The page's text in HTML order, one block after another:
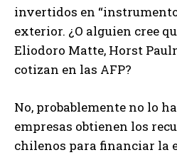
invertidos en
exterior. ¿O alguien cree
Eliodoro Matte, Horst
cotizan en las AFP?
No, probablemente no lo
empresas obtienen los
chilenos para financiar la